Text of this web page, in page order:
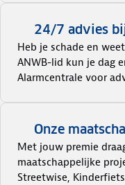
24/7 advies
Heb je schade en
ANWB-lid kun je dag
Alarmcentrale voor
Onze
Met jouw premie
maatschappelijke
Streetwise,